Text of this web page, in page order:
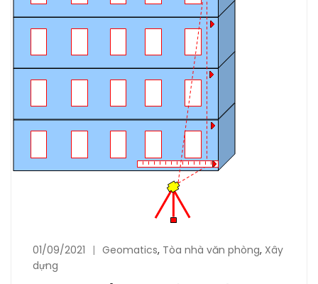
01/09/2021 Geomatics, Tòa nhà văn phòng, Xây
dựng